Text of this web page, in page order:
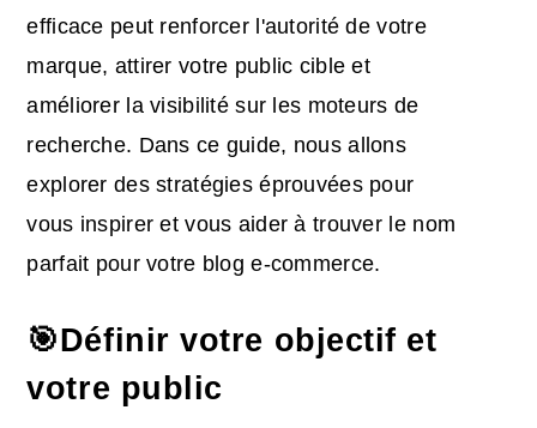
efficace peut renforcer l'autorité de votre
marque, attirer votre public cible et
améliorer la visibilité sur les moteurs de
recherche. Dans ce guide, nous allons
explorer des stratégies éprouvées pour
vous inspirer et vous aider à trouver le nom
parfait pour votre blog e-commerce.
🎯Définir votre objectif et
votre public